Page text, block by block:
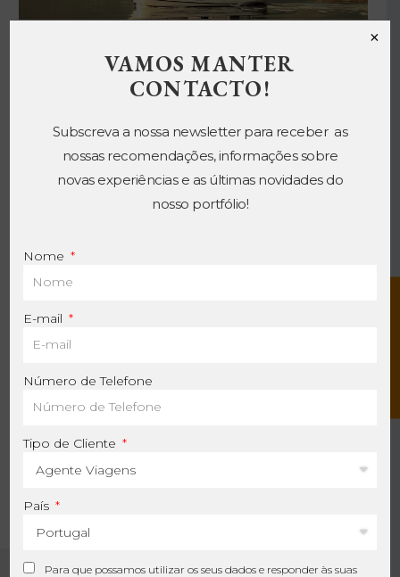
HOTEIS
PROPRIEDADES
AS SUAS PRÓXIMAS
FÉRIAS INCRÍVEIS
VAMOS MANTER
CONTACTO!
Subscreva a nossa newsletter para receber as
nossas recomendações, informações sobre
novas experiências e as últimas novidades do
nosso portfólio!
Nome
E-mail
Número de Telefone
Tipo de Cliente
País
Para que possamos utilizar os seus dados e responder às suas
×